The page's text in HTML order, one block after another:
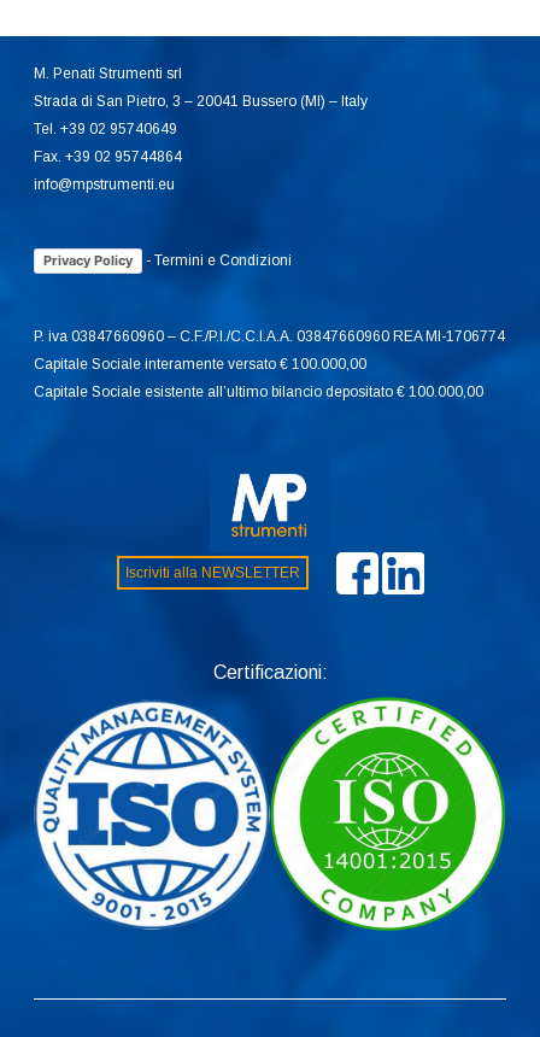
M. Penati Strumenti srl
Strada di San Pietro, 3 – 20041 Bussero (MI) – Italy
Tel. +39 02 95740649
Fax. +39 02 95744864
info@mpstrumenti.eu
Privacy Policy -Termini e Condizioni
P. iva 03847660960 – C.F./P.I./C.C.I.A.A. 03847660960 REA MI-1706774
Capitale Sociale interamente versato € 100.000,00
Capitale Sociale esistente all’ultimo bilancio depositato € 100.000,00
Iscriviti alla NEWSLETTER
Certificazioni: